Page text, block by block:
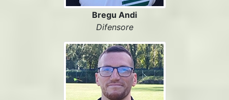
Bregu Andi
Difensore